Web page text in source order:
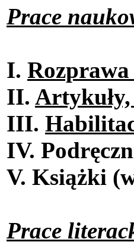
Prace
I.
II.
III.
IV.
V. Książki
Prace